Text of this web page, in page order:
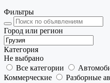
Фильтры
Город или регион
Категория
Не выбрано
Все категории
Коммерческие
Разборные